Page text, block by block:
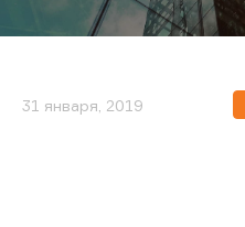
31 января, 2019